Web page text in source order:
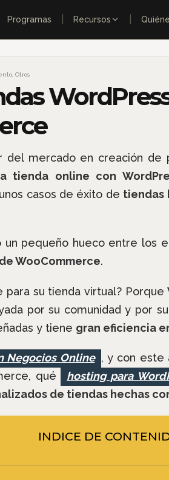
Programas Recursos
, Otros
mercado en creación de
tienda online con
casos de éxito de tiendas
un pequeño hueco entre los
WooCommerce.
para su tienda virtual? Porque
por su comunidad y por
y tiene gran eficiencia
Negocios Online , y con este
qué
hosting para
de tiendas hechas
INDICE DE